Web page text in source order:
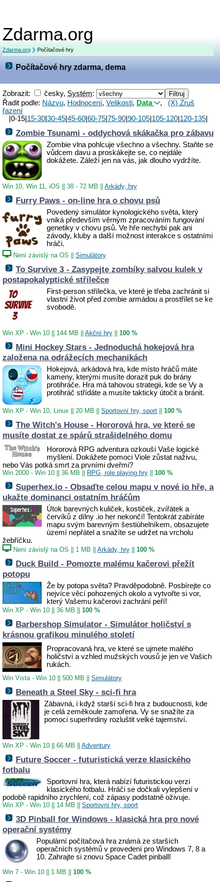
Zdarma.org
Zdarma.org Počítačové hry
Počítačové hry zdarma, dema
Zobrazit: česky, Systém:
Řadit podle: Názvu, Hodnocení, Velikosti, Data , (X) Zruš
řazení
|0-15| 15-30| 30-45| 45-60| 60-75| 75-90| 90-105| 105-120| 120-135|
Zombie Tsunami - oddychová skákačka pro zábavu
Zombie vlna pohlcuje všechno a všechny. Staňte se
vůdcem davu a proskákejte se, co nejdále
dokážete. Záleží jen na vás, jak dlouho vydržíte.
Win 10, Win 11, iOS 38 - 72 MB Arkády, hry
Furry Paws - on-line hra o chovu psů
Povedený simulátor kynologického světa, který
vniká především věrným zpracováním fungování
genetiky v chovu psů. Ve hře nechybí pak ani
závody, kluby a další možnost interakce s ostatními
hráči.
Není závislý na OS Simulátory
To Survive 3 - Zasypejte zombíky salvou kulek v
postapokalyptické střílečce
First-person střílečka, ve které je třeba zachránit si
vlastní život před zombie armádou a prostřílet se ke
svobodě.
Win XP - Win 10 144 MB Akční hry 100 %
Mini Hockey Stars - Jednoduchá hokejová hra
založena na odrážecích mechanikách
Hokejová, arkádová hra, kde místo hráčů máte
kameny, kterými musíte dorazit puk do brány
protihráče. Hra má tahovou strategii, kde se Vy a
protihráč střídáte a musíte takticky útočit a bránit.
Win XP - Win 10, Linux 20 MB Sportovní hry, sport 100 %
The Witch's House - Hororová hra, ve které se
musíte dostat ze spárů strašidelného domu
Hororová RPG adventura ozkouší Vaše logické
myšlení. Dokážete pomoci Viole zůstat naživu,
nebo Vás potká smrt za prvními dveřmi?
Win 2000 - Win 10 36 MB RPG, role playing hry 100 %
Superhex.io - Obsaďte celou mapu v nové io hře, a
ukažte dominanci ostatním hráčům
Útok barevných kuliček, kostiček, zvířátek a
červíků z dílny .io her nekončí! Tentokrát zabíráte
mapu svým barevným šestiúhelníkem, obsazujete
území nepřátel a snažíte se udržet na vrcholu
žebříčku.
Není závislý na OS 1 MB Arkády, hry 100 %
Duck Build - Pomozte malému kačerovi přežít
potopu
Že by potopa světa? Pravděpodobně. Posbírejte co
nejvíce věcí pohozených okolo a vytvořte si vor,
který Vašemu kačerovi zachrání peří!
Win XP - Win 10 36 MB 100 %
Barbershop Simulator - Simulátor holičství s
krásnou grafikou minulého století
Propracovaná hra, ve které se ujmete malého
holičství a vzhled mužských vousů je jen ve Vašich
rukách.
Win Vista - Win 10 500 MB Simulátory
Beneath a Steel Sky - sci-fi hra
Zábavná, i když starší sci-fi hra z budoucnosti, kde
je celá zeměkoule zamořena. Vy se snažíte za
pomoci superhrdiny rozluštit velké tajemství.
Win XP - Win 10 66 MB Adventury
Future Soccer - futuristická verze klasického
fotbalu
Sportovní hra, která nabízí futuristickou verzi
klasického fotbalu. Hráči se dočkali vylepšení v
podobě rapidního zrychlení, což zápasy podstatně oživuje.
Win XP - Win 10 14 MB Sportovní hry, sport
3D Pinball for Windows - klasická hra pro nové
operační systémy
Populární počítačová hra známá ze starších
operačních systémů v provedení pro Windows 7, 8 a
10. Zahrajte si znovu Space Cadet pinball!
Win 7 - Win 10 1 MB 100 %